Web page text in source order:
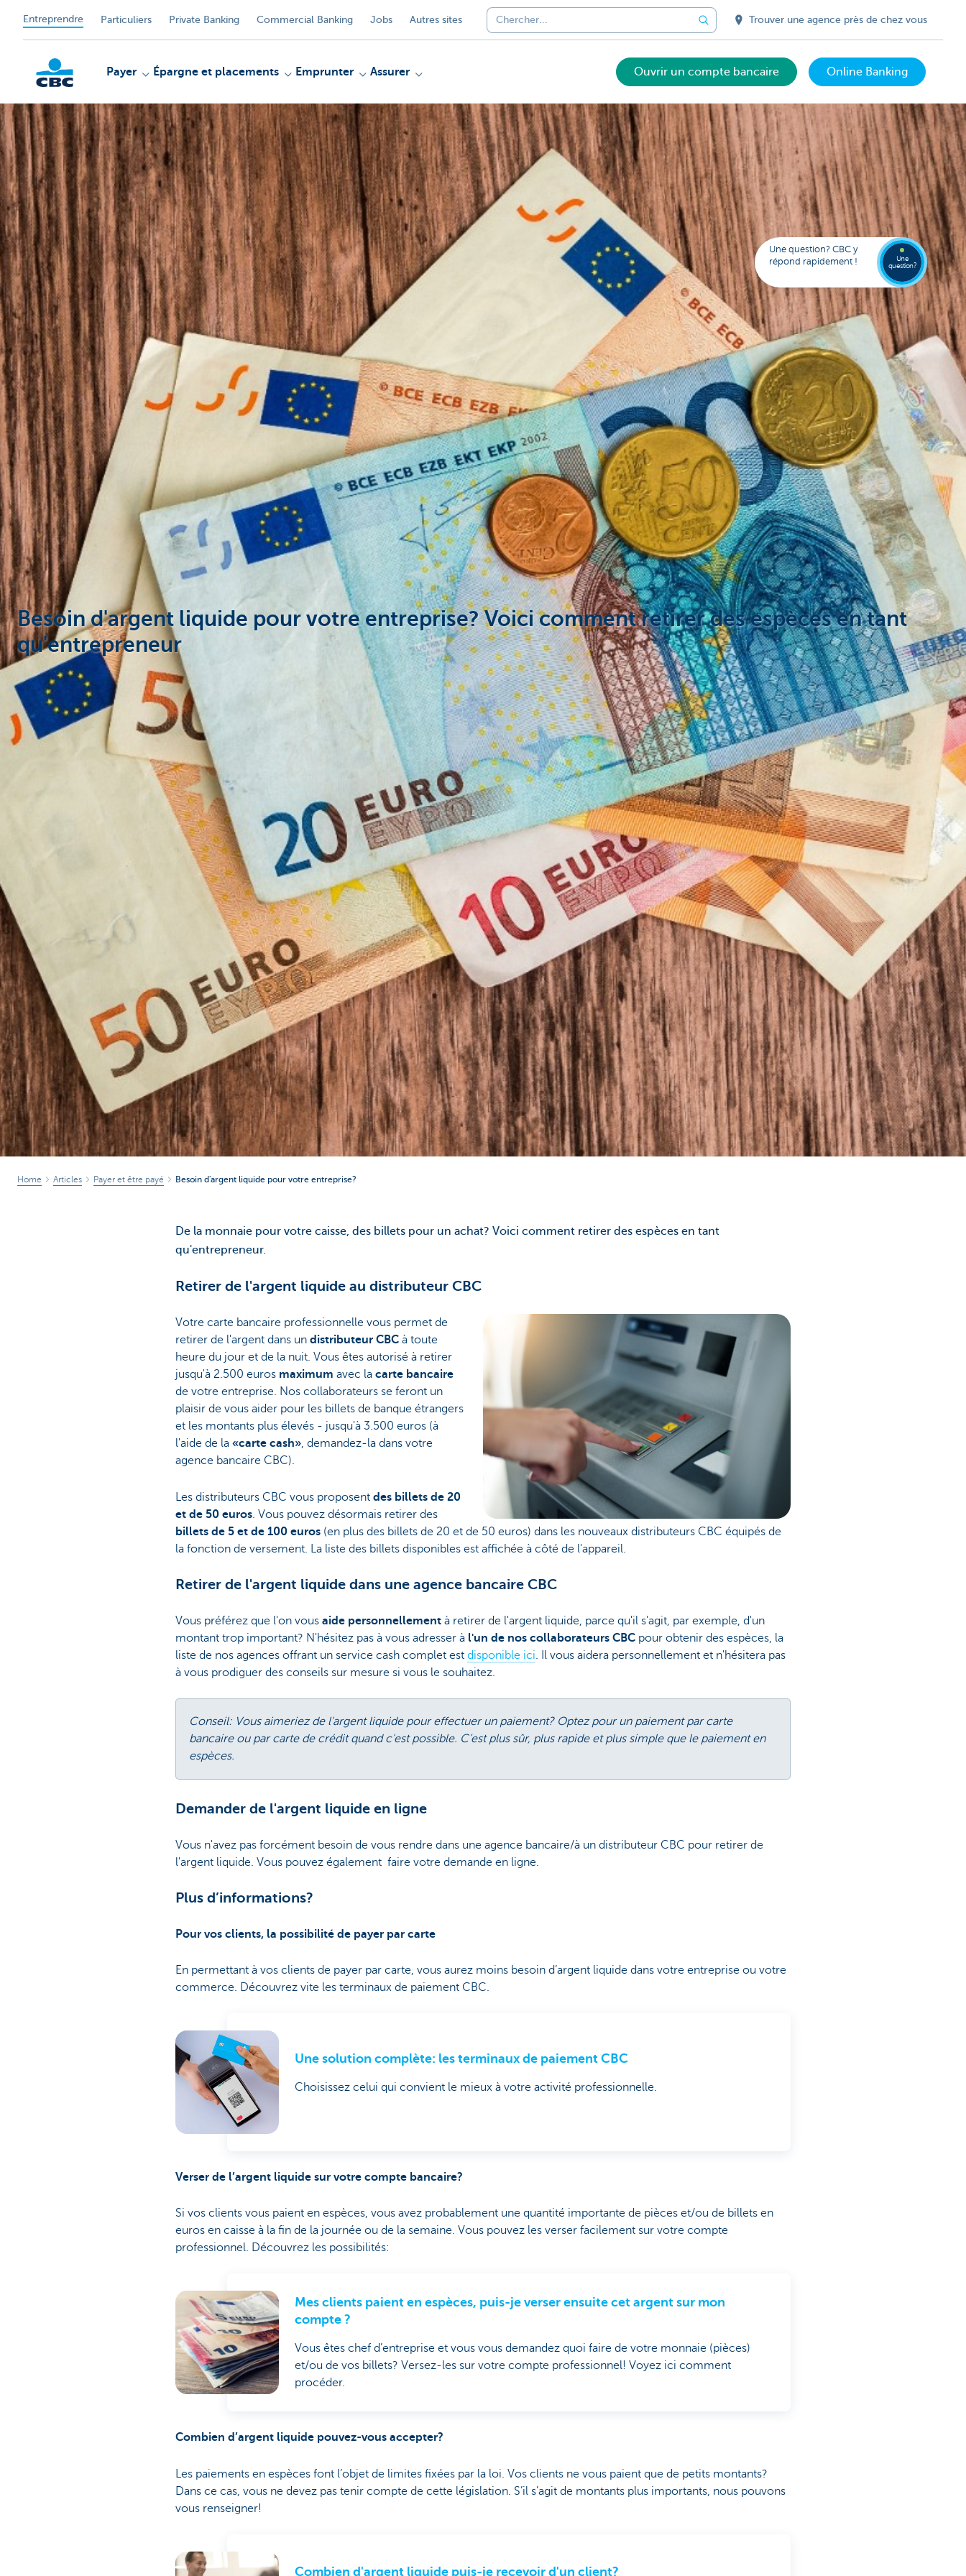
Entreprendre Particuliers Private Banking Commercial Banking Jobs Autres sites Trouver une agence près de chez vous
KBC
Entrepreneurs
Payer Épargne et placements Emprunter Assurer Ouvrir un compte bancaire Online Banking
Besoin d'argent liquide pour votre entreprise? Voici comment retirer des espèces en tant
qu'entrepreneur
Home Articles Payer et être payé Besoin d'argent liquide pour votre entreprise?
De la monnaie pour votre caisse, des billets pour un achat? Voici comment retirer des espèces en tant
qu'entrepreneur.
Retirer de l'argent liquide au distributeur CBC
Votre carte bancaire professionnelle vous permet de
retirer de l'argent dans un distributeur CBC à toute
heure du jour et de la nuit. Vous êtes autorisé à retirer
jusqu'à 2.500 euros maximum avec la carte bancaire
de votre entreprise. Nos collaborateurs se feront un
plaisir de vous aider pour les billets de banque étrangers
et les montants plus élevés - jusqu'à 3.500 euros (à
l'aide de la «carte cash», demandez-la dans votre
agence bancaire CBC).
Les distributeurs CBC vous proposent des billets de 20
et de 50 euros . Vous pouvez désormais retirer des
billets de 5 et de 100 euros (en plus des billets de 20 et de 50 euros) dans les nouveaux distributeurs CBC équipés de
la fonction de versement. La liste des billets disponibles est affichée à côté de l'appareil.
Retirer de l'argent liquide dans une agence bancaire CBC
Vous préférez que l'on vous aide personnellement à retirer de l'argent liquide, parce qu'il s'agit, par exemple, d'un
montant trop important? N'hésitez pas à vous adresser à l'un de nos collaborateurs CBC pour obtenir des espèces, la
liste de nos agences offrant un service cash complet est disponible ici . Il vous aidera personnellement et n'hésitera pas
à vous prodiguer des conseils sur mesure si vous le souhaitez.
Conseil: Vous aimeriez de l'argent liquide pour effectuer un paiement? Optez pour un paiement par carte
bancaire ou par carte de crédit quand c'est possible. C’est plus sûr, plus rapide et plus simple que le paiement en
espèces.
Demander de l'argent liquide en ligne
Vous n'avez pas forcément besoin de vous rendre dans une agence bancaire/à un distributeur CBC pour retirer de
l'argent liquide. Vous pouvez également faire votre demande en ligne.
Plus d’informations?
Pour vos clients, la possibilité de payer par carte
En permettant à vos clients de payer par carte, vous aurez moins besoin d’argent liquide dans votre entreprise ou votre
commerce. Découvrez vite les terminaux de paiement CBC.
Une solution complète: les terminaux de paiement CBC
Choisissez celui qui convient le mieux à votre activité professionnelle.
Verser de l’argent liquide sur votre compte bancaire?
Si vos clients vous paient en espèces, vous avez probablement une quantité importante de pièces et/ou de billets en
euros en caisse à la fin de la journée ou de la semaine. Vous pouvez les verser facilement sur votre compte
professionnel. Découvrez les possibilités:
Mes clients paient en espèces, puis-je verser ensuite cet argent sur mon
compte ?
Vous êtes chef d’entreprise et vous vous demandez quoi faire de votre monnaie (pièces)
et/ou de vos billets? Versez-les sur votre compte professionnel! Voyez ici comment
procéder.
Combien d’argent liquide pouvez-vous accepter?
Les paiements en espèces font l’objet de limites fixées par la loi. Vos clients ne vous paient que de petits montants?
Dans ce cas, vous ne devez pas tenir compte de cette législation. S’il s’agit de montants plus importants, nous pouvons
vous renseigner!
Combien d'argent liquide puis-je recevoir d'un client?
Une question? CBC y
répond rapidement !
Une
question?
Votre
digital
Kate
FAQ
une
agence